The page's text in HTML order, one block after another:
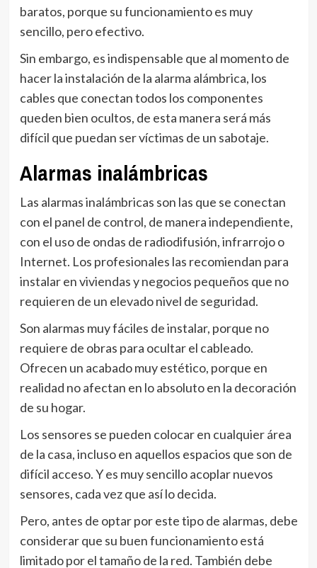
baratos, porque su funcionamiento es muy
sencillo, pero efectivo.
Sin embargo, es indispensable que al momento de
hacer la instalación de la alarma alámbrica, los
cables que conectan todos los componentes
queden bien ocultos, de esta manera será más
difícil que puedan ser víctimas de un sabotaje.
Alarmas inalámbricas
Las alarmas inalámbricas son las que se conectan
con el panel de control, de manera independiente,
con el uso de ondas de radiodifusión, infrarrojo o
Internet. Los profesionales las recomiendan para
instalar en viviendas y negocios pequeños que no
requieren de un elevado nivel de seguridad.
Son alarmas muy fáciles de instalar, porque no
requiere de obras para ocultar el cableado.
Ofrecen un acabado muy estético, porque en
realidad no afectan en lo absoluto en la decoración
de su hogar.
Los sensores se pueden colocar en cualquier área
de la casa, incluso en aquellos espacios que son de
difícil acceso. Y es muy sencillo acoplar nuevos
sensores, cada vez que así lo decida.
Pero, antes de optar por este tipo de alarmas, debe
considerar que su buen funcionamiento está
limitado por el tamaño de la red. También debe